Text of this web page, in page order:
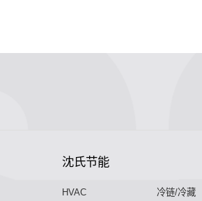
沈氏节能
HVAC 冷链/冷藏